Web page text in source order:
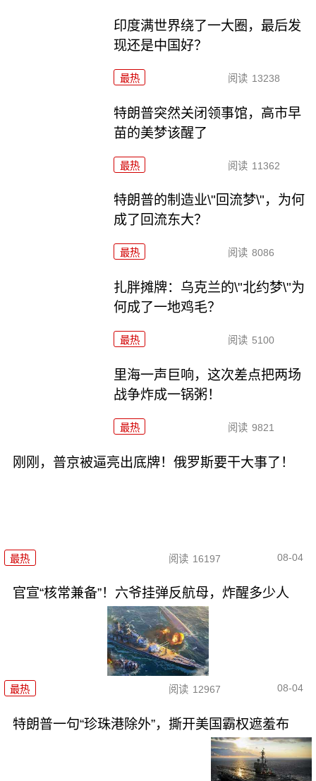
印度满世界绕了一大圈，最后发
现还是中国好？
最热 阅读 13238
特朗普突然关闭领事馆，高市早
苗的美梦该醒了
最热 阅读 11362
特朗普的制造业\"回流梦\"，为何
成了回流东大？
最热 阅读 8086
扎胖摊牌：乌克兰的\"北约梦\"为
何成了一地鸡毛？
最热 阅读 5100
里海一声巨响，这次差点把两场
战争炸成一锅粥！
最热 阅读 9821
刚刚，普京被逼亮出底牌！俄罗斯要干大事了！
最热 阅读 16197 08-04
官宣“核常兼备”！六爷挂弹反航母，炸醒多少人
最热 阅读 12967 08-04
特朗普一句“珍珠港除外”，撕开美国霸权遮羞布